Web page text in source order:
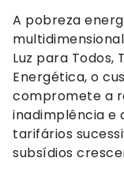
A pobreza
Luz para Todos,
Energética, o
compromete a
inadimplência e
tarifários
subsídios